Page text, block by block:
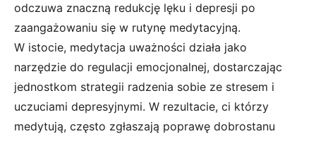
odczuwa znaczną redukcję lęku i depresji po
zaangażowaniu się w rutynę medytacyjną.
W istocie, medytacja uważności działa jako
narzędzie do regulacji emocjonalnej, dostarczając
jednostkom strategii radzenia sobie ze stresem i
uczuciami depresyjnymi. W rezultacie, ci którzy
medytują, często zgłaszają poprawę dobrostanu